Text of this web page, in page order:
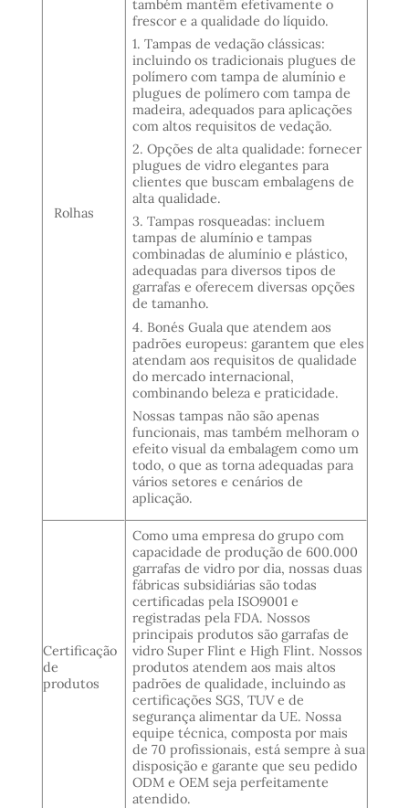
Rolhas
também mantêm efetivamente o
frescor e a qualidade do líquido.
1. Tampas de vedação clássicas:
incluindo os tradicionais plugues de
polímero com tampa de alumínio e
plugues de polímero com tampa de
madeira, adequados para aplicações
com altos requisitos de vedação.
2. Opções de alta qualidade: fornecer
plugues de vidro elegantes para
clientes que buscam embalagens de
alta qualidade.
3. Tampas rosqueadas: incluem
tampas de alumínio e tampas
combinadas de alumínio e plástico,
adequadas para diversos tipos de
garrafas e oferecem diversas opções
de tamanho.
4. Bonés Guala que atendem aos
padrões europeus: garantem que eles
atendam aos requisitos de qualidade
do mercado internacional,
combinando beleza e praticidade.
Nossas tampas não são apenas
funcionais, mas também melhoram o
efeito visual da embalagem como um
todo, o que as torna adequadas para
vários setores e cenários de
aplicação.
Certificação
de
produtos
Como uma empresa do grupo com
capacidade de produção de 600.000
garrafas de vidro por dia, nossas duas
fábricas subsidiárias são todas
certificadas pela ISO9001 e
registradas pela FDA. Nossos
principais produtos são garrafas de
vidro Super Flint e High Flint. Nossos
produtos atendem aos mais altos
padrões de qualidade, incluindo as
certificações SGS, TUV e de
segurança alimentar da UE. Nossa
equipe técnica, composta por mais
de 70 profissionais, está sempre à sua
disposição e garante que seu pedido
ODM e OEM seja perfeitamente
atendido.